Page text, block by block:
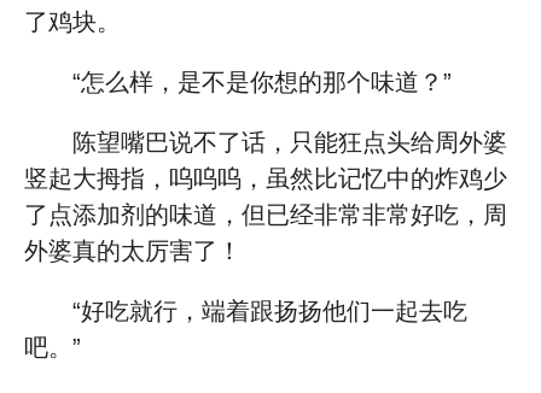
了鸡块。
“怎么样，是不是你想的那个味道？”
陈望嘴巴说不了话，只能狂点头给周外婆
竖起大拇指，呜呜呜，虽然比记忆中的炸鸡少
了点添加剂的味道，但已经非常非常好吃，周
外婆真的太厉害了！
“好吃就行，端着跟扬扬他们一起去吃
吧。”